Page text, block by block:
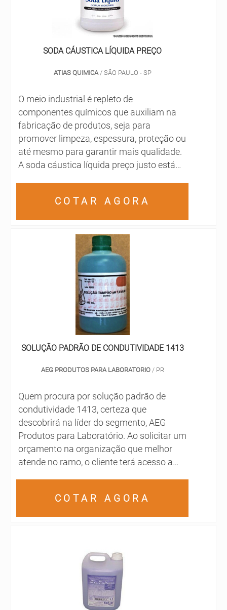
SODA CÁUSTICA LÍQUIDA PREÇO
ATIAS QUIMICA/ SÃO PAULO - SP
O meio industrial é repleto de
componentes químicos que auxiliam na
fabricação de produtos, seja para
promover limpeza, espessura, proteção ou
até mesmo para garantir mais qualidade.
A soda cáustica líquida preço justo está
fábricas e empresas industriais.A soda
cáustica promove excelentes resultados
detergentes e sabões em barra. Além
disso, o compo....
COTAR AGORA
SOLUÇÃO PADRÃO DE CONDUTIVIDADE 1413
AEG PRODUTOS PARA LABORATORIO/ PR
Quem procura por solução padrão de
condutividade 1413, certeza que
descobrirá na líder do segmento, AEG
Produtos para Laboratório. Ao solicitar um
orçamento na organização que melhor
atende no ramo, o cliente terá acesso a
venda.Quando a procura é por solução
padrão de condutividade 1413, na AEG
comprometimento com o resultado
final.MAIS INFORMAÇÕES SOBRE
SOLUÇÃO PADRÃO DE CONDUTIVIDADE
1413A AEG Produtos para Laboratório
canaliza seus esforços em criar uma
COTAR AGORA